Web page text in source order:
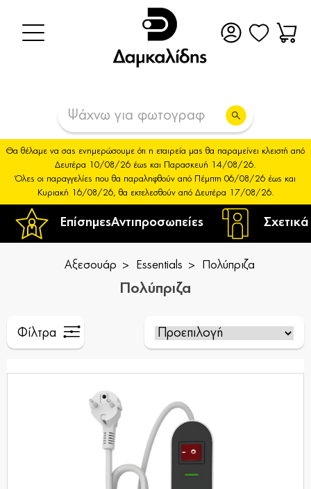
ΕπίσημεςΑντιπροσωπείες
Θα θέλαμε να σας ενημερώσουμε ότι η εταιρεία μας θα παραμείνει κλειστή από
Δευτέρα 10/08/26 έως και Παρασκευή 14/08/26.
Όλες οι παραγγελίες που θα παραληφθούν από Πέμπτη 06/08/26 έως και
Κυριακή 16/08/26, θα εκτελεσθούν από Δευτέρα 17/08/26.
Αξεσουάρ Essentials Πολύπριζα
Πολύπριζα
Φίλτρα